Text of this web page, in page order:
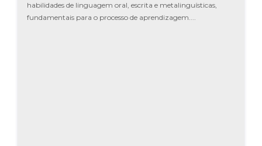
habilidades de linguagem oral, escrita e metalinguísticas,
fundamentais para o processo de aprendizagem....